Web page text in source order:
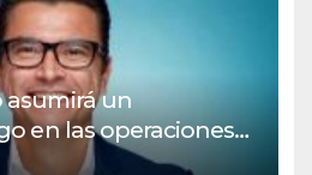
asumirá un
en las operaciones
en Sudamérica